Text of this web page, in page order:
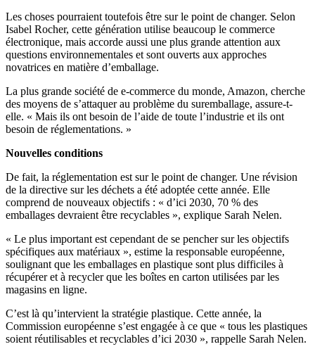
Les choses pourraient toutefois être sur le point de changer. Selon
Isabel Rocher, cette génération utilise beaucoup le commerce
électronique, mais accorde aussi une plus grande attention aux
questions environnementales et sont ouverts aux approches
novatrices en matière d’emballage.
La plus grande société de e-commerce du monde, Amazon, cherche
des moyens de s’attaquer au problème du suremballage, assure-t-
elle. « Mais ils ont besoin de l’aide de toute l’industrie et ils ont
besoin de réglementations. »
Nouvelles conditions
De fait, la réglementation est sur le point de changer. Une révision
de la directive sur les déchets a été adoptée cette année. Elle
comprend de nouveaux objectifs : « d’ici 2030, 70 % des
emballages devraient être recyclables », explique Sarah Nelen.
« Le plus important est cependant de se pencher sur les objectifs
spécifiques aux matériaux », estime la responsable européenne,
soulignant que les emballages en plastique sont plus difficiles à
récupérer et à recycler que les boîtes en carton utilisées par les
magasins en ligne.
C’est là qu’intervient la stratégie plastique. Cette année, la
Commission européenne s’est engagée à ce que « tous les plastiques
soient réutilisables et recyclables d’ici 2030 », rappelle Sarah Nelen.